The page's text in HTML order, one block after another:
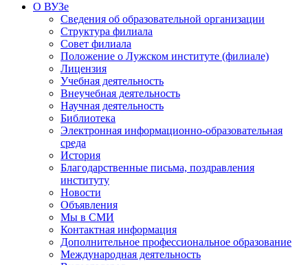
О ВУЗе
Сведения об образовательной организации
Структура филиала
Совет филиала
Положение о Лужском институте (филиале)
Лицензия
Учебная деятельность
Внеучебная деятельность
Научная деятельность
Библиотека
Электронная информационно-образовательная
среда
История
Благодарственные письма, поздравления
институту
Новости
Объявления
Мы в СМИ
Контактная информация
Дополнительное профессиональное образование
Международная деятельность